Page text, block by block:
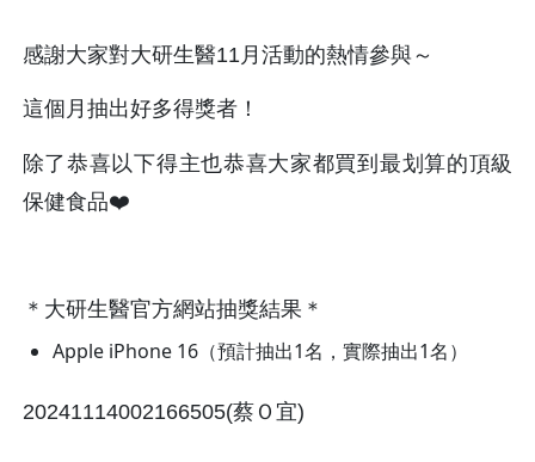
感謝大家對大研生醫11月活動的熱情參與～
這個月抽出好多得獎者！
除了恭喜以下得主也恭喜大家都買到最划算的頂級
保健食品❤️
＊大研生醫官方網站抽獎結果＊
Apple iPhone 16（預計抽出1名，實際抽出1名）
20241114002166505(蔡Ｏ宜)